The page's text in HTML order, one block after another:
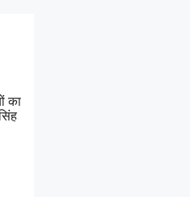
का